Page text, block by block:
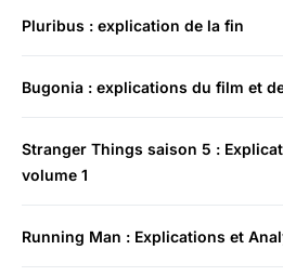
Pluribus : explication de la fin
Bugonia : explications du film et
Stranger Things saison 5 :
volume 1
Running Man : Explications et